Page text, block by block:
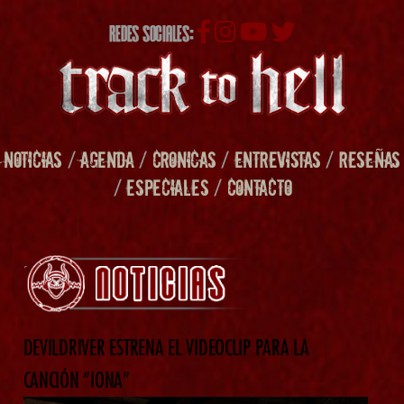
REDES SOCIALES:
NOTICIAS /AGENDA/ CRONICAS/ENTREVISTAS/RESEÑAS
/ESPECIALES/ CONTACTO
DEVILDRIVER ESTRENA EL VIDEOCLIP PARA LA
CANCIÓN “IONA”